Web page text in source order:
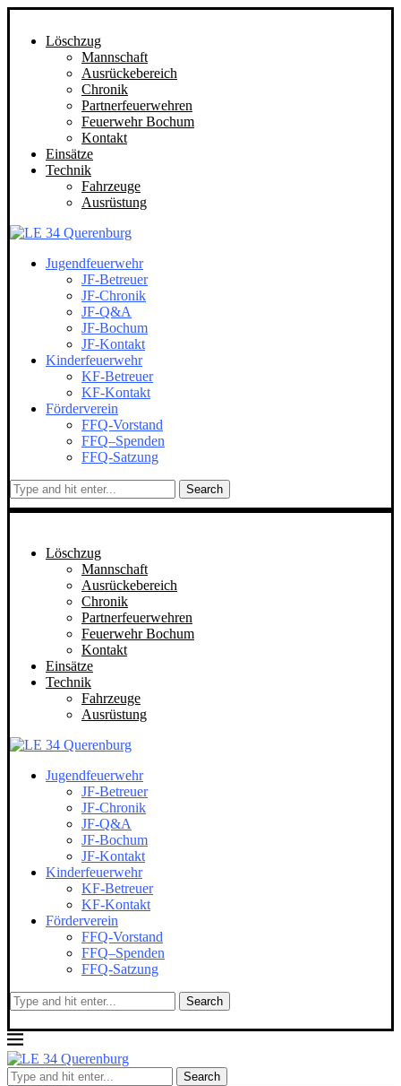
Löschzug
Mannschaft
Ausrückebereich
Chronik
Partnerfeuerwehren
Feuerwehr Bochum
Kontakt
Einsätze
Technik
Fahrzeuge
Ausrüstung
Jugendfeuerwehr
JF-Betreuer
JF-Chronik
JF-Q&A
JF-Bochum
JF-Kontakt
Kinderfeuerwehr
KF-Betreuer
KF-Kontakt
Förderverein
FFQ-Vorstand
FFQ–Spenden
FFQ-Satzung
Search
Löschzug
Mannschaft
Ausrückebereich
Chronik
Partnerfeuerwehren
Feuerwehr Bochum
Kontakt
Einsätze
Technik
Fahrzeuge
Ausrüstung
Jugendfeuerwehr
JF-Betreuer
JF-Chronik
JF-Q&A
JF-Bochum
JF-Kontakt
Kinderfeuerwehr
KF-Betreuer
KF-Kontakt
Förderverein
FFQ-Vorstand
FFQ–Spenden
FFQ-Satzung
Search
Search